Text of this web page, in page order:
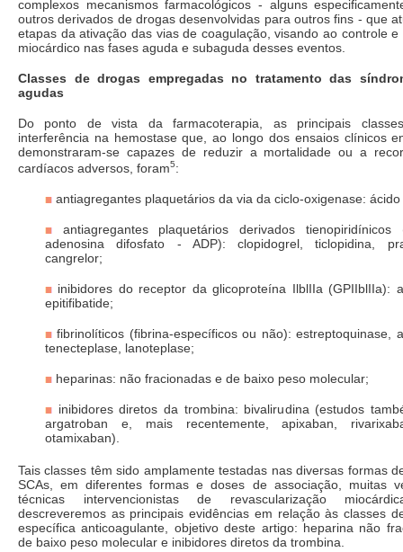
complexos mecanismos farmacológicos - alguns
outros derivados de drogas desenvolvidas para outros fins - que
etapas da ativação das vias de coagulação, visando ao controle
miocárdico nas fases aguda e subaguda desses eventos.
Classes de drogas empregadas no tratamento das
agudas
Do ponto de vista da farmacoterapia, as principais
interferência na hemostase que, ao longo dos ensaios clínicos
demonstraram-se capazes de reduzir a mortalidade ou a
cardíacos adversos, foram5:
antiagregantes plaquetários da via da ciclo-oxigenase:
antiagregantes plaquetários derivados
adenosina difosfato - ADP): clopidogrel, ticlopidina,
cangrelor;
inibidores do receptor da glicoproteína IlblIIa (GPIIblIIa):
epitifibatide;
fibrinolíticos (fibrina-específicos ou não): estreptoquinase,
tenecteplase, lanoteplase;
heparinas: não fracionadas e de baixo peso molecular;
inibidores diretos da trombina: bivalirudina (estudos
argatroban e, mais recentemente, apixaban,
otamixaban).
Tais classes têm sido amplamente testadas nas diversas formas
SCAs, em diferentes formas e doses de associação, muitas
técnicas intervencionistas de revascularização
descreveremos as principais evidências em relação às classes
específica anticoagulante, objetivo deste artigo: heparina não
de baixo peso molecular e inibidores diretos da trombina.